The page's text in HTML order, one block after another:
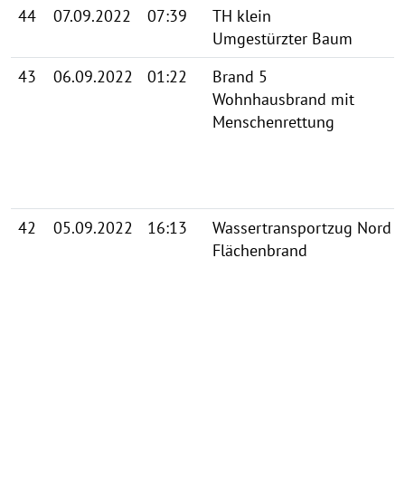
44 07.09.2022 07:39
TH klein
Umgestürzter Baum
43
06.09.2022 01:22
Brand 5
Wohnhausbrand mit
Menschenrettung
42 05.09.2022 16:13
Wassertransportzug Nord
Flächenbrand